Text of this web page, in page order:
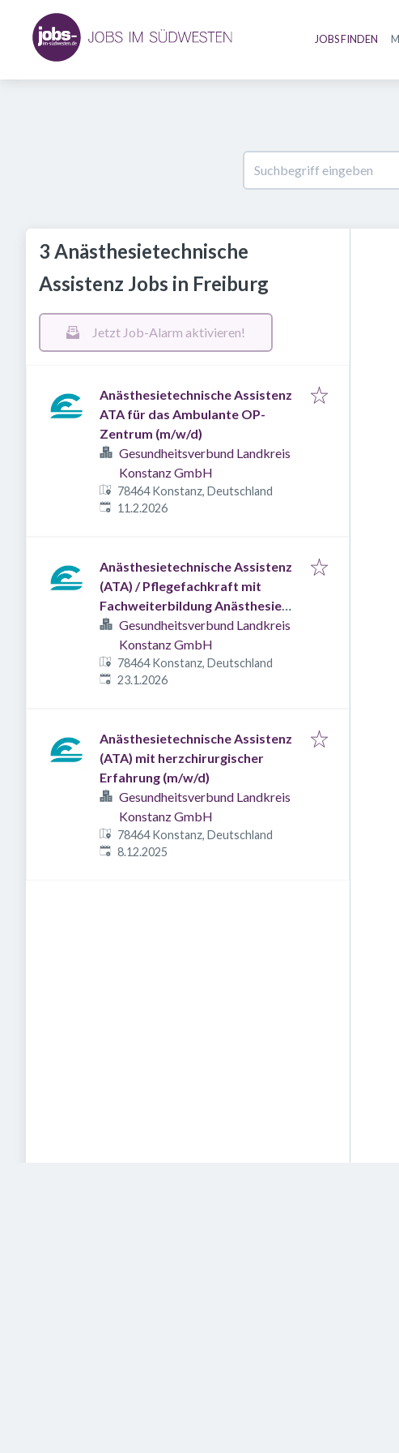
JOBS FINDEN
3 Anästhesietechnische
Assistenz Jobs in Freiburg
Jetzt Job-Alarm aktivieren!
Anästhesietechnische Assistenz
ATA für das Ambulante OP-
Zentrum (m/w/d)
Gesundheitsverbund Landkreis
Konstanz GmbH
78464 Konstanz, Deutschland
Veröffentlicht
11.2.2026
Anästhesietechnische Assistenz
(ATA) / Pflegefachkraft mit
Fachweiterbildung Anästhesie
(m/w/d)
Gesundheitsverbund Landkreis
Konstanz GmbH
78464 Konstanz, Deutschland
Veröffentlicht
23.1.2026
Anästhesietechnische Assistenz
(ATA) mit herzchirurgischer
Erfahrung (m/w/d)
Gesundheitsverbund Landkreis
Konstanz GmbH
78464 Konstanz, Deutschland
Veröffentlicht
8.12.2025